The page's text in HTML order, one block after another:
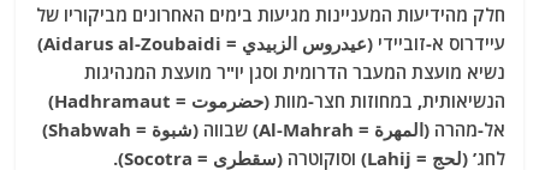
חלק מהידיעות המעניינות מגיעות בימים האחרונים מביקוריו של
עיידרוס א-זוביידי (عيدروس الزبيدي = Aidarus al-Zoubaidi)
נשיא מועצת המעבר הדרומית וסגן יו"ר מועצת המנהיגות
הנשיאותית, במחוזות חצר-מוות (حضرموت = Hadhramaut)
אל-מהרה (المهرة = Al-Mahrah) שבווה (شبوة = Shabwah)
לחג’ (لحج = Lahij) וסוקוטרה (سقطرى = Socotra).